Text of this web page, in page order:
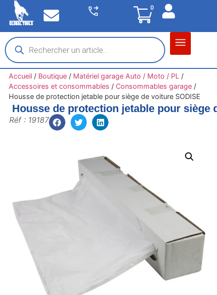
0
Accueil/ Boutique/ Matériel garage Auto / Moto / PL /
Accessoires et consommables / Consommables garage/
Housse de protection jetable pour siège de voiture SODISE
Housse de protection jetable pour siège
Réf : 19187